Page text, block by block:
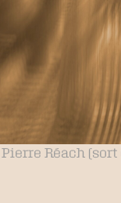
Pierre Réach (sort